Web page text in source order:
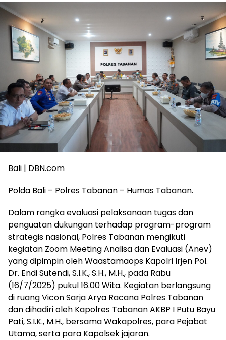
Bali | DBN.com
Polda Bali – Polres Tabanan – Humas Tabanan.
Dalam rangka evaluasi pelaksanaan tugas dan
penguatan dukungan terhadap program-program
strategis nasional, Polres Tabanan mengikuti
kegiatan Zoom Meeting Analisa dan Evaluasi (Anev)
yang dipimpin oleh Waastamaops Kapolri Irjen Pol.
Dr. Endi Sutendi, S.I.K., S.H., M.H., pada Rabu
(16/7/2025) pukul 16.00 Wita. Kegiatan berlangsung
di ruang Vicon Sarja Arya Racana Polres Tabanan
dan dihadiri oleh Kapolres Tabanan AKBP I Putu Bayu
Pati, S.I.K., M.H., bersama Wakapolres, para Pejabat
Utama, serta para Kapolsek jajaran.